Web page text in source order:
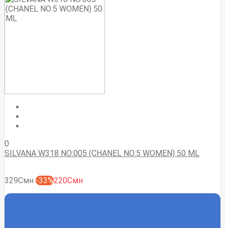
0
SILVANA W318 NO:005 (CHANEL NO:5 WOMEN) 50 ML
329Смн -33%220Смн